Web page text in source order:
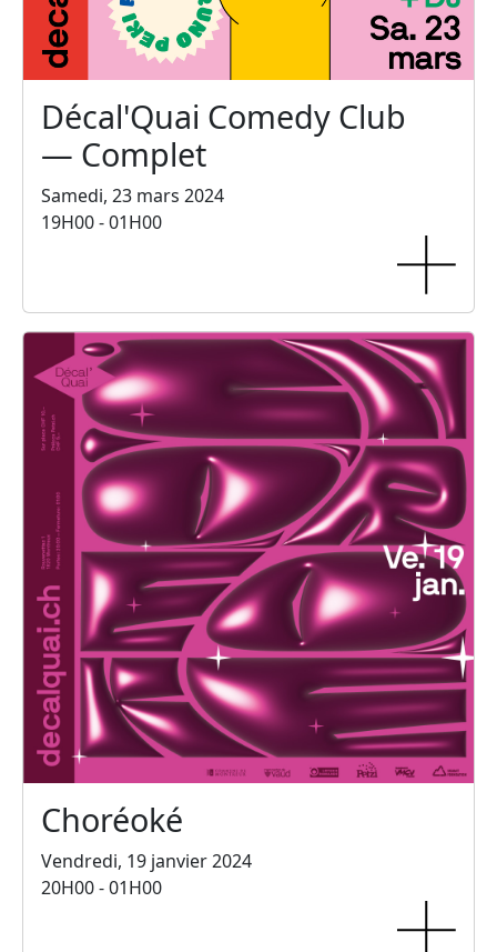
Décal'Quai Comedy Club
— Complet
Samedi, 23 mars 2024
19H00 - 01H00
Choréoké
Vendredi, 19 janvier 2024
20H00 - 01H00